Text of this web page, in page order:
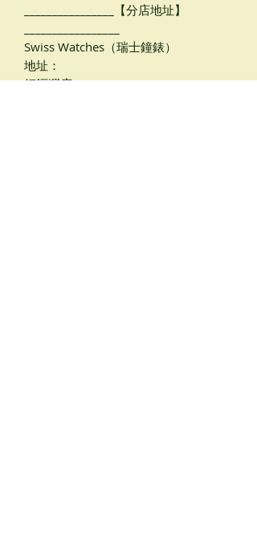
________________【分店地址】
Swiss Watches（瑞士鐘錶）
地址：
銅鑼灣店